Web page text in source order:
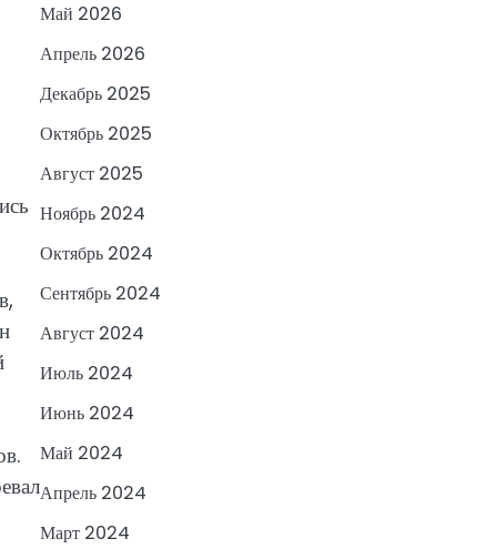
Май 2026
Апрель 2026
Декабрь 2025
Октябрь 2025
Август 2025
Ноябрь 2024
Октябрь 2024
Сентябрь 2024
Август 2024
Июль 2024
Июнь 2024
Май 2024
Апрель 2024
Март 2024